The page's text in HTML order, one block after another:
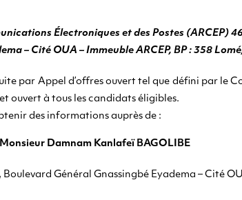
Électroniques et des Postes (ARCEP)
– Cité OUA – Immeuble ARCEP, BP : 358
par Appel d’offres ouvert tel que défini par le
ouvert à tous les candidats éligibles.
des informations auprès de :
Monsieur Damnam Kanlafeï BAGOLIBE
Boulevard Général Gnassingbé Eyadema – Cité